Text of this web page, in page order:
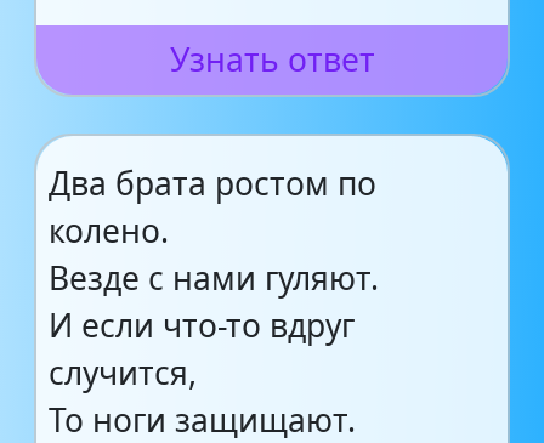
Узнать ответ
Два брата ростом по
колено.
Везде с нами гуляют.
И если что-то вдруг
случится,
То ноги защищают.